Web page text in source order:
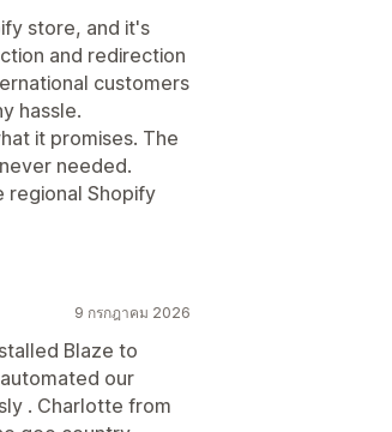
store, and it's
and redirection
customers
hassle.
it promises. The
needed.
regional Shopify
9 กรกฎาคม 2026
Blaze to
our
. Charlotte from